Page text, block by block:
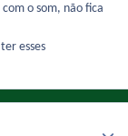
o som, não fica
esses